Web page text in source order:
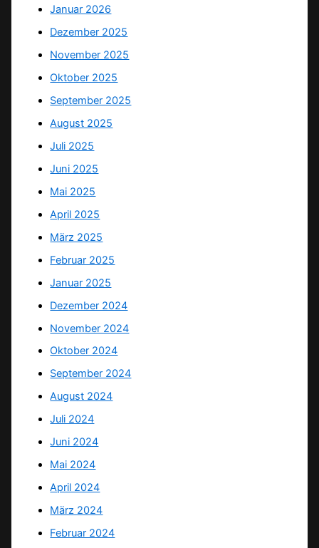
Januar 2026
Dezember 2025
November 2025
Oktober 2025
September 2025
August 2025
Juli 2025
Juni 2025
Mai 2025
April 2025
März 2025
Februar 2025
Januar 2025
Dezember 2024
November 2024
Oktober 2024
September 2024
August 2024
Juli 2024
Juni 2024
Mai 2024
April 2024
März 2024
Februar 2024